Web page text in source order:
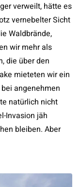
verweilt, hätte es
vernebelter Sicht
Waldbrände,
wir mehr als
die über den
mieteten wir ein
angenehmen
natürlich nicht
Invasion jäh
bleiben. Aber